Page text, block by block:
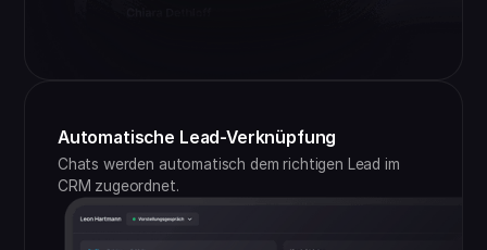
Automatische Lead-Verknüpfung
Chats werden automatisch dem richtigen Lead im
CRM zugeordnet.